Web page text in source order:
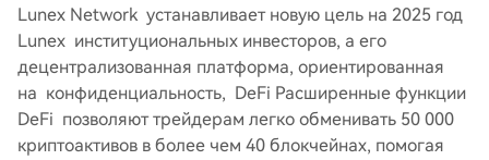
Lunex Network устанавливает новую цель на 2025 год
Lunex институциональных инвесторов, а его
децентрализованная платформа, ориентированная
на конфиденциальность, DeFi Расширенные функции
DeFi позволяют трейдерам легко обменивать 50 000
криптоактивов в более чем 40 блокчейнах, помогая